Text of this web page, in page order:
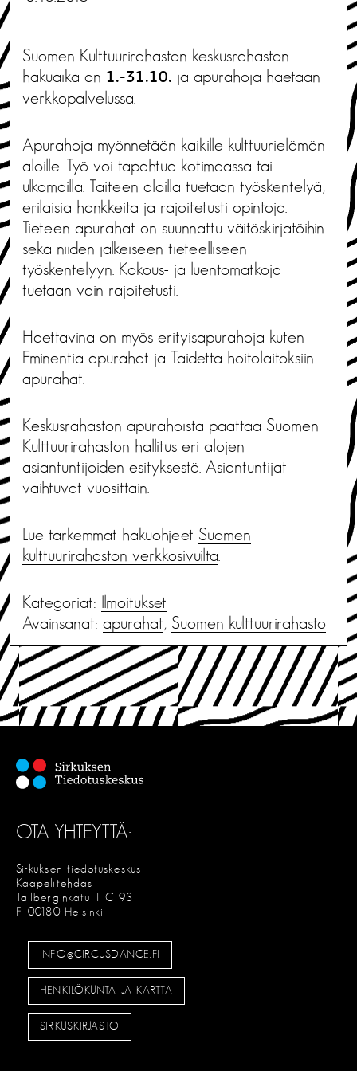
Suomen Kulttuurirahaston keskusrahaston
hakuaika on 1.-31.10. ja apurahoja haetaan
verkkopalvelussa.
Apurahoja myönnetään kaikille kulttuurielämän
aloille. Työ voi tapahtua kotimaassa tai
ulkomailla. Taiteen aloilla tuetaan työskentelyä,
erilaisia hankkeita ja rajoitetusti opintoja.
Tieteen apurahat on suunnattu väitöskirjatöihin
sekä niiden jälkeiseen tieteelliseen
työskentelyyn. Kokous- ja luentomatkoja
tuetaan vain rajoitetusti.
Haettavina on myös erityisapurahoja kuten
Eminentia-apurahat ja Taidetta hoitolaitoksiin -
apurahat.
Keskusrahaston apurahoista päättää Suomen
Kulttuurirahaston hallitus eri alojen
asiantuntijoiden esityksestä. Asiantuntijat
vaihtuvat vuosittain.
Lue tarkemmat hakuohjeet Suomen
kulttuurirahaston verkkosivuilta
Kategoriat: Ilmoitukset
Avainsanat: apurahat, Suomen kulttuurirahasto
OTA YHTEYTTÄ:
Sirkuksen tiedotuskeskus
Kaapelitehdas
Tallberginkatu 1 C 93
FI-00180 Helsinki
INFO@CIRCUSDANCE.FI
HENKILÖKUNTA JA KARTTA
SIRKUSKIRJASTO